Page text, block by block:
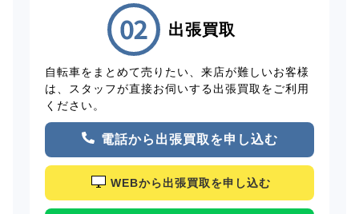
出張買取
自転車をまとめて売りたい、来店が難しいお客様
は、スタッフが直接お伺いする出張買取をご利用
ください。
電話から出張買取を申し込む
WEBから出張買取を申し込む